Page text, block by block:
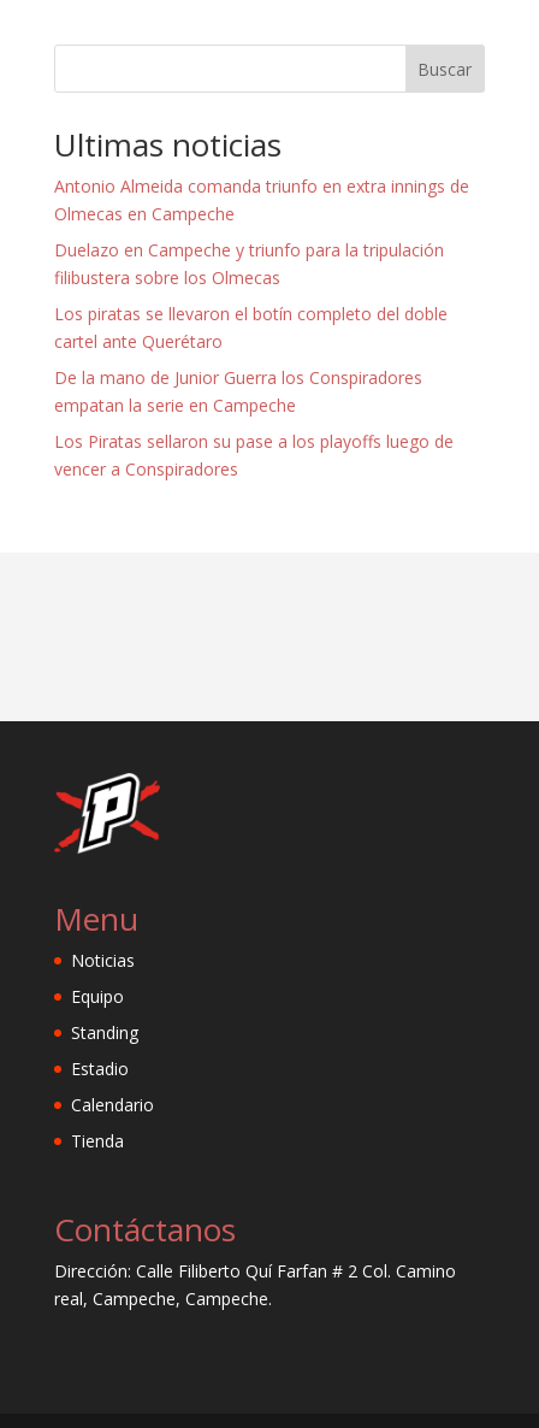
Buscar
Ultimas noticias
Antonio Almeida comanda triunfo en extra innings de
Olmecas en Campeche
Duelazo en Campeche y triunfo para la tripulación
filibustera sobre los Olmecas
Los piratas se llevaron el botín completo del doble
cartel ante Querétaro
De la mano de Junior Guerra los Conspiradores
empatan la serie en Campeche
Los Piratas sellaron su pase a los playoffs luego de
vencer a Conspiradores
Menu
Noticias
Equipo
Standing
Estadio
Calendario
Tienda
Contáctanos
Dirección: Calle Filiberto Quí Farfan # 2 Col. Camino
real, Campeche, Campeche.